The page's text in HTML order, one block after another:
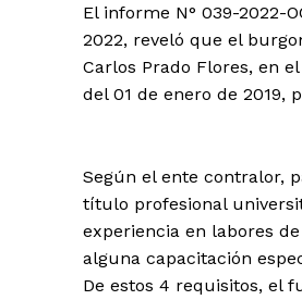
El informe N° 039-2022-
2022, reveló que el
Carlos Prado Flores, en
del 01 de enero de 2019,
Según el ente contralor,
título profesional
experiencia en labores
alguna capacitación
De estos 4 requisitos, el